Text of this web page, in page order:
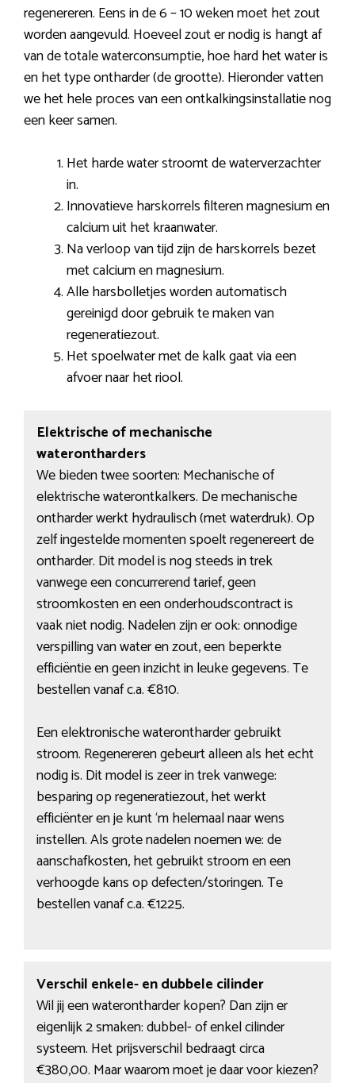
regenereren. Eens in de 6 – 10 weken moet het zout
worden aangevuld. Hoeveel zout er nodig is hangt af
van de totale waterconsumptie, hoe hard het water is
en het type ontharder (de grootte). Hieronder vatten
we het hele proces van een ontkalkingsinstallatie nog
een keer samen.
Het harde water stroomt de waterverzachter
in.
Innovatieve harskorrels filteren magnesium en
calcium uit het kraanwater.
Na verloop van tijd zijn de harskorrels bezet
met calcium en magnesium.
Alle harsbolletjes worden automatisch
gereinigd door gebruik te maken van
regeneratiezout.
Het spoelwater met de kalk gaat via een
afvoer naar het riool.
Elektrische of mechanische
waterontharders
We bieden twee soorten: Mechanische of
elektrische waterontkalkers. De mechanische
ontharder werkt hydraulisch (met waterdruk). Op
zelf ingestelde momenten spoelt regenereert de
ontharder. Dit model is nog steeds in trek
vanwege een concurrerend tarief, geen
stroomkosten en een onderhoudscontract is
vaak niet nodig. Nadelen zijn er ook: onnodige
verspilling van water en zout, een beperkte
efficiëntie en geen inzicht in leuke gegevens. Te
bestellen vanaf c.a. €810.
Een elektronische waterontharder gebruikt
stroom. Regenereren gebeurt alleen als het echt
nodig is. Dit model is zeer in trek vanwege:
besparing op regeneratiezout, het werkt
efficiënter en je kunt ‘m helemaal naar wens
instellen. Als grote nadelen noemen we: de
aanschafkosten, het gebruikt stroom en een
verhoogde kans op defecten/storingen. Te
bestellen vanaf c.a. €1225.
Verschil enkele- en dubbele cilinder
Wil jij een waterontharder kopen? Dan zijn er
eigenlijk 2 smaken: dubbel- of enkel cilinder
systeem. Het prijsverschil bedraagt circa
€380,00. Maar waarom moet je daar voor kiezen?